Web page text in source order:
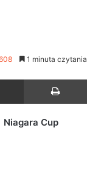
1 minuta czytania
Udostępnij przez Email
Niagara Cup